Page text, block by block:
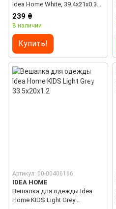
Idea Home White, 39.4х21х0.3
см, 8 шт.
239 ₴
В наличии
Купить!
Артикул: 00-00406166
IDEA HOME
Вешалка для одежды Idea
Home KIDS Light Grey